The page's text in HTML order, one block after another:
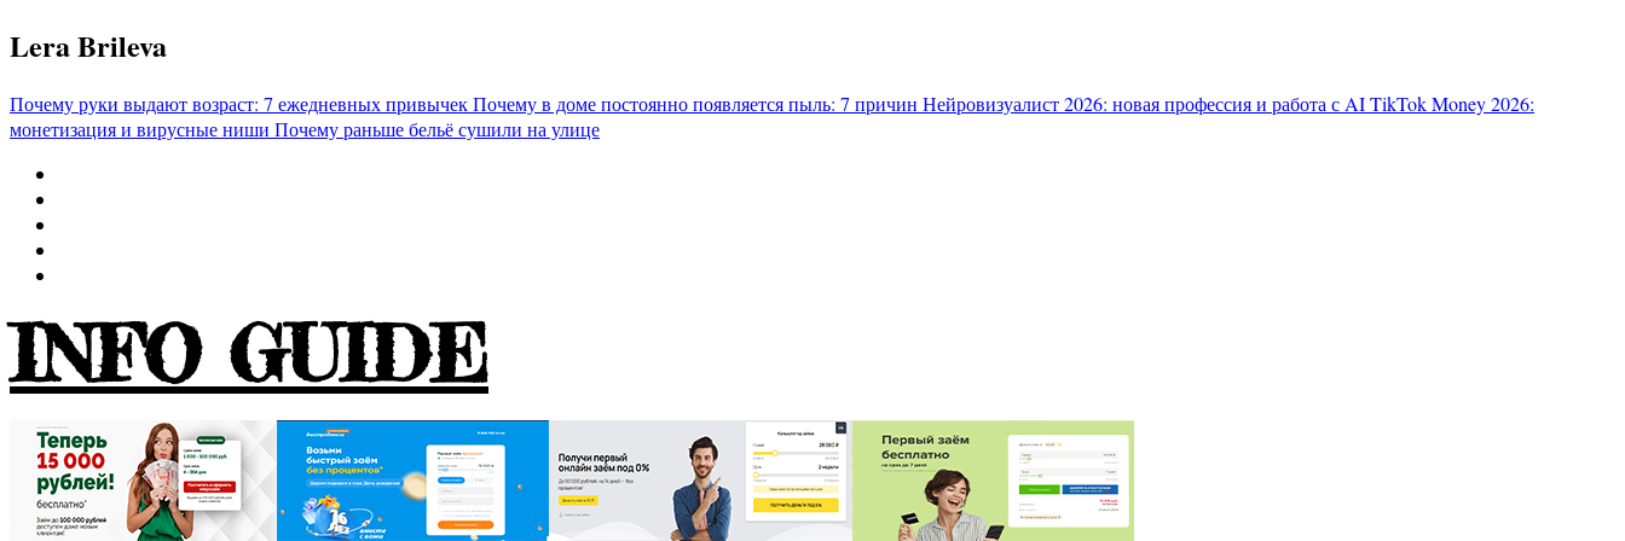
Перейти
к
Lera Brileva
Почему руки выдают возраст: 7 ежедневных привычекПочему в доме постоянно появляется пыль: 7 причин Нейровизуалист 2026: новая профессия и работа с AITikTok Money 2026:
монетизация и вирусные ниши Почему раньше бельё сушили на улице
INFO GUIDE